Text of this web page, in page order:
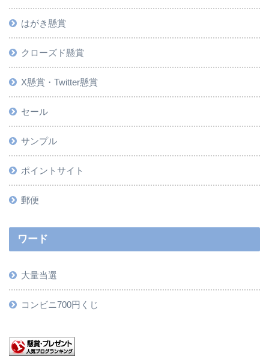
はがき懸賞
クローズド懸賞
X懸賞・Twitter懸賞
セール
サンプル
ポイントサイト
郵便
ワード
大量当選
コンビニ700円くじ